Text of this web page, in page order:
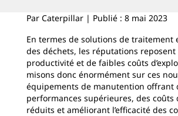
Par Caterpillar | Publié : 8 mai 2023
En termes de solutions de traitement
des déchets, les réputations reposent
productivité et de faibles coûts
misons donc énormément sur ces
équipements de manutention offrant
performances supérieures, des coûts
réduits et améliorant l’efficacité des